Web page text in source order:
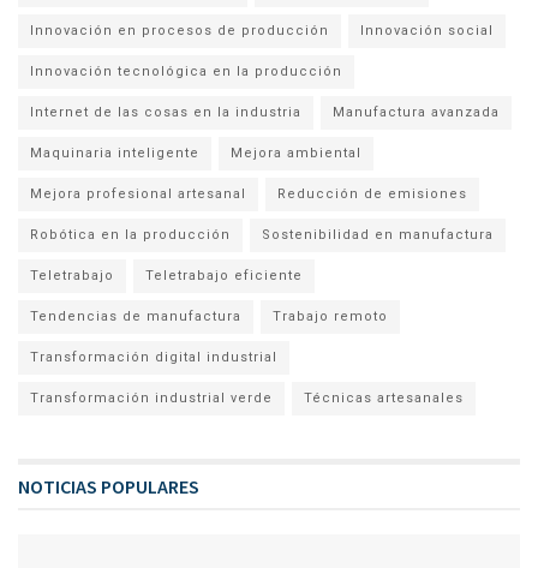
Innovación en procesos de producción Innovación social
Innovación tecnológica en la producción
Internet de las cosas en la industria Manufactura avanzada
Maquinaria inteligente Mejora ambiental
Mejora profesional artesanal Reducción de emisiones
Robótica en la producción Sostenibilidad en manufactura
Teletrabajo Teletrabajo eficiente
Tendencias de manufactura Trabajo remoto
Transformación digital industrial
Transformación industrial verde Técnicas artesanales
NOTICIAS POPULARES